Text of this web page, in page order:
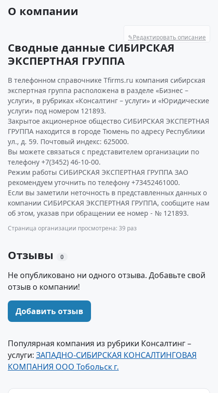
О компании
✎Редактировать описание
Сводные данные СИБИРСКАЯ
ЭКСПЕРТНАЯ ГРУППА
В телефонном справочнике Tfirms.ru компания сибирская
экспертная группа расположена в разделе «Бизнес –
услуги», в рубриках «Консалтинг – услуги» и «Юридические
услуги» под номером 121893.
Закрытое акционерное общество СИБИРСКАЯ ЭКСПЕРТНАЯ
ГРУППА находится в городе Тюмень по адресу Республики
ул., д. 59. Почтовый индекс: 625000.
Вы можете связаться с представителем организации по
телефону +7(3452) 46-10-00.
Режим работы СИБИРСКАЯ ЭКСПЕРТНАЯ ГРУППА ЗАО
рекомендуем уточнить по телефону +73452461000.
Если вы заметили неточность в представленных данных о
компании СИБИРСКАЯ ЭКСПЕРТНАЯ ГРУППА, сообщите нам
об этом, указав при обращении ее номер - № 121893.
Страница организации просмотрена: 39 раз
Отзывы 0
Не опубликовано ни одного отзыва. Добавьте свой
отзыв о компании!
Добавить отзыв
Популярная компания из рубрики Консалтинг –
услуги: ЗАПАДНО-СИБИРСКАЯ КОНСАЛТИНГОВАЯ
КОМПАНИЯ ООО Тобольск г.